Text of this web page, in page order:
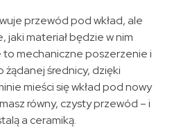
przewód pod wkład, ale
jaki materiał będzie w nim
to mechaniczne poszerzenie i
żądanej średnicy, dzięki
mieści się wkład pod nowy
równy, czysty przewód – i
a ceramiką.